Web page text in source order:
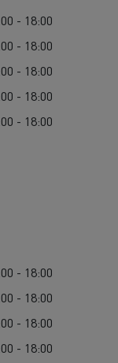
- 18:00
- 18:00
- 18:00
- 18:00
- 18:00
- 18:00
- 18:00
- 18:00
- 18:00